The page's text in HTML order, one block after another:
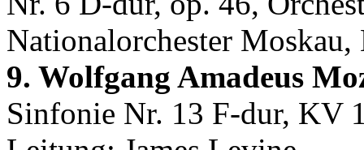
Nationalorchester
9. Wolfgang Amadeus
Sinfonie Nr. 13 F-dur, KV